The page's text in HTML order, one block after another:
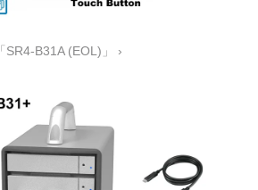
「SR4-B31A (EOL)」 ›